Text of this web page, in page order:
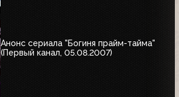
Анонс сериала "Богиня прайм-тайма"
(Первый канал, 05.08.2007)